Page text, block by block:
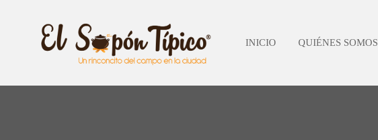
INICIO QUIÉNES SOMOS